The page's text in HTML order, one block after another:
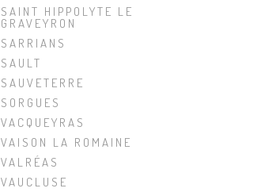
SAINT HIPPOLYTE LE
GRAVEYRON
SARRIANS
SAULT
SAUVETERRE
SORGUES
VACQUEYRAS
VAISON LA ROMAINE
VALRÉAS
VAUCLUSE